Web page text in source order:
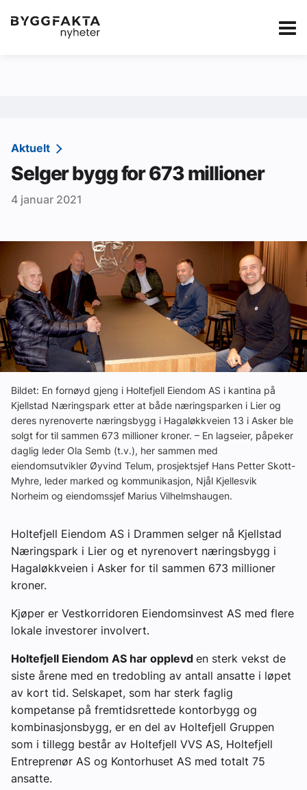
Kategorier Jobbmarkedet Annonsere i
Redaksjonen
Om Byggfakta
Annonsere
Kontakt oss
Tips oss
Ledige stillinger
eBlad
Aktivitetskalender
Bransjekommentar
Nyheter
Aktuelle prosjekter
Aktuelt
Selger bygg for 673 millioner
4 januar 2021
Bildet: En fornøyd gjeng i Holtefjell Eiendom AS i kantina på
Kjellstad Næringspark etter at både næringsparken i Lier og
deres nyrenoverte næringsbygg i Hagaløkkveien 13 i Asker ble
solgt for til sammen 673 millioner kroner. – En lagseier, påpeker
daglig leder Ola Semb (t.v.), her sammen med
eiendomsutvikler Øyvind Telum, prosjektsjef Hans Petter Skott-
Myhre, leder marked og kommunikasjon, Njål Kjellesvik
Norheim og eiendomssjef Marius Vilhelmshaugen.
Holtefjell Eiendom AS i Drammen selger nå Kjellstad
Næringspark i Lier og et nyrenovert næringsbygg i
Hagaløkkveien i Asker for til sammen 673 millioner
kroner.
Kjøper er Vestkorridoren Eiendomsinvest AS med flere
lokale investorer involvert.
Holtefjell Eiendom AS har opplevd en sterk vekst de
siste årene med en tredobling av antall ansatte i løpet
av kort tid. Selskapet, som har sterk faglig
kompetanse på fremtidsrettede kontorbygg og
kombinasjonsbygg, er en del av Holtefjell Gruppen
som i tillegg består av Holtefjell VVS AS, Holtefjell
Entreprenør AS og Kontorhuset AS med totalt 75
ansatte.